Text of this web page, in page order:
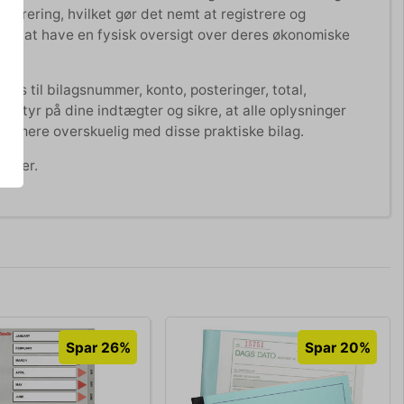
hvilket gør det nemt at registrere og
at have en fysisk oversigt over deres økonomiske
til bilagsnummer, konto, posteringer, total,
styr på dine indtægter og sikre, at alle oplysninger
mere overskuelig med disse praktiske bilag.
Spar 26% Spar 20%